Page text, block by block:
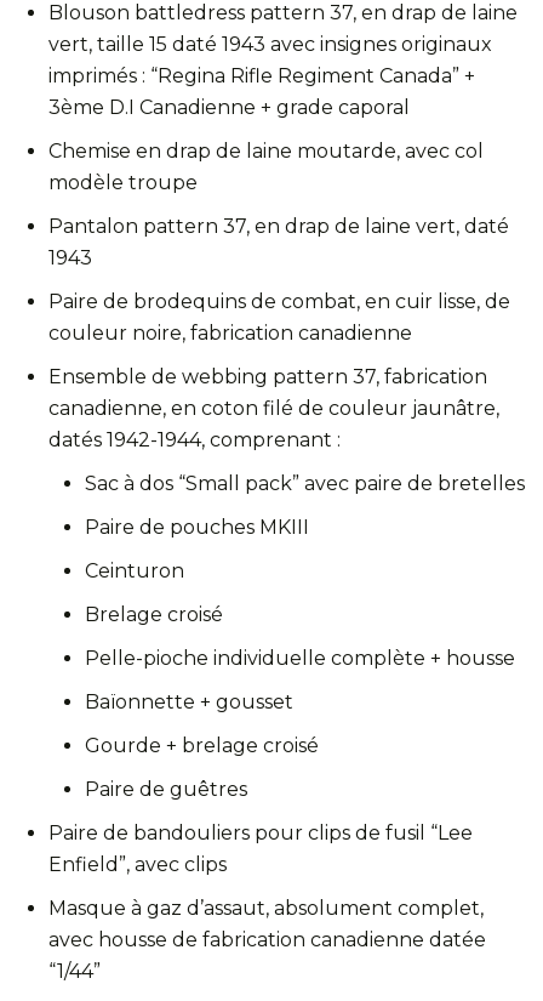
Blouson battledress pattern 37, en drap de laine
vert, taille 15 daté 1943 avec insignes originaux
imprimés : “Regina Rifle Regiment Canada” +
3ème D.I Canadienne + grade caporal
Chemise en drap de laine moutarde, avec col
modèle troupe
Pantalon pattern 37, en drap de laine vert, daté
1943
Paire de brodequins de combat, en cuir lisse, de
couleur noire, fabrication canadienne
Ensemble de webbing pattern 37, fabrication
canadienne, en coton filé de couleur jaunâtre,
datés 1942-1944, comprenant :
Sac à dos “Small pack” avec paire de bretelles
Paire de pouches MKIII
Ceinturon
Brelage croisé
Pelle-pioche individuelle complète + housse
Baïonnette + gousset
Gourde + brelage croisé
Paire de guêtres
Paire de bandouliers pour clips de fusil “Lee
Enfield”, avec clips
Masque à gaz d’assaut, absolument complet,
avec housse de fabrication canadienne datée
“1/44”